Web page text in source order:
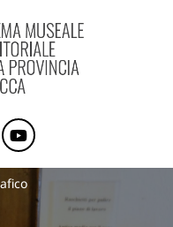
della